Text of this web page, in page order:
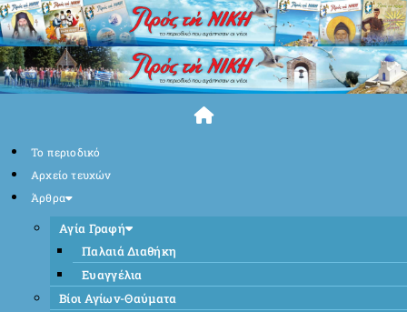
Skip
to
content
Το περιοδικό
Αρχείο τευχών
Άρθρα
Αγία Γραφή
Παλαιά Διαθήκη
Ευαγγέλια
Βίοι Αγίων-Θαύματα